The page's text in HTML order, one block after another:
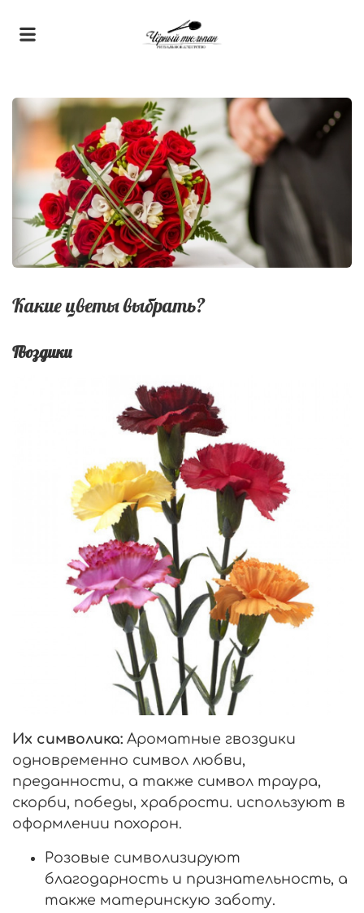
Какие цветы выбрать?
Гвоздики
Их символика: Ароматные гвоздики
одновременно символ любви,
преданности, а также символ траура,
скорби, победы, храбрости. используют в
оформлении похорон.
Розовые символизируют
благодарность и признательность, а
также материнскую заботу.